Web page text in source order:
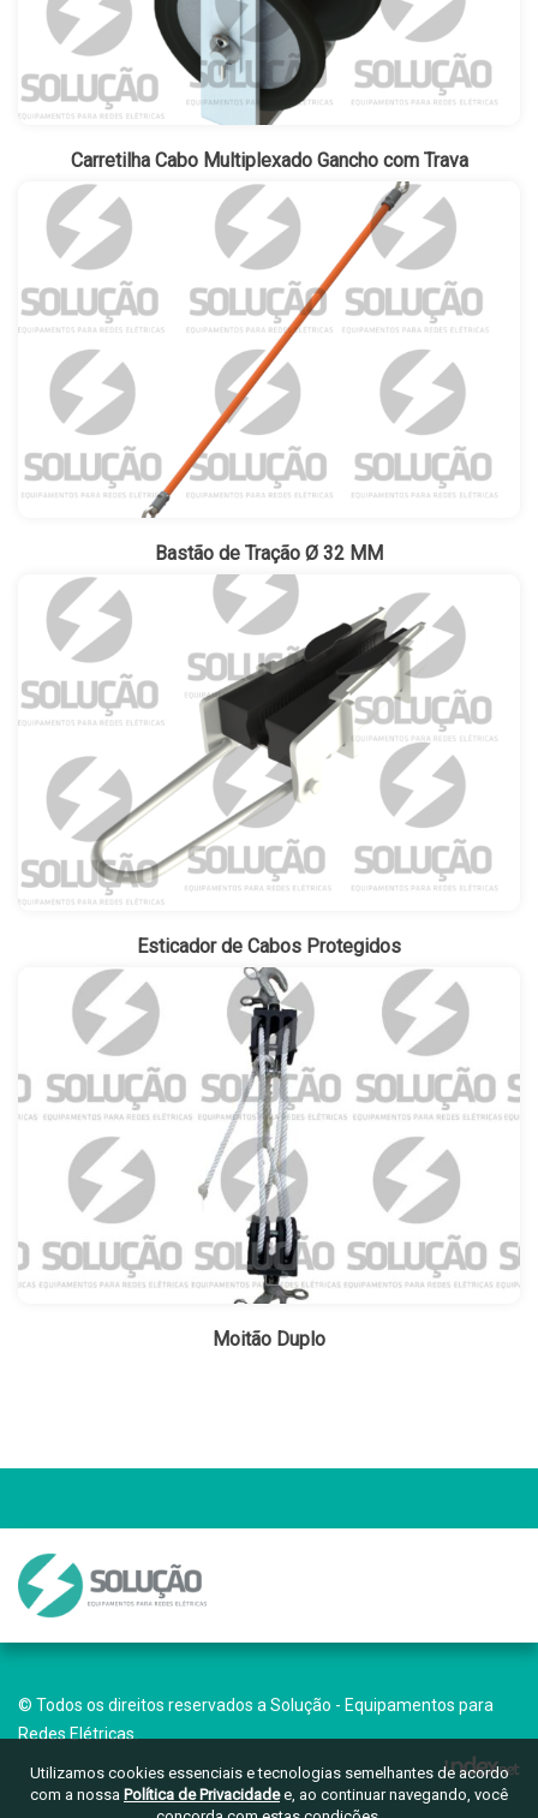
Carretilha Cabo Multiplexado Gancho com Trava
Bastão de Tração Ø 32 MM
Esticador de Cabos Protegidos
Moitão Duplo
© Todos os direitos reservados a Solução - Equipamentos para
Redes Elétricas.
Utilizamos cookies essenciais e tecnologias semelhantes de acordo
com a nossa Política de Privacidadee, ao continuar navegando, você